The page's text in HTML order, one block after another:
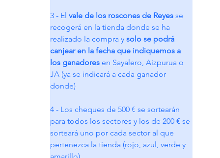
3 - El vale de los roscones de Reyes se
recogerá en la tienda donde se ha
realizado la compra y solo se podrá
canjear en la fecha que indiquemos a
los ganadores en Sayalero, Aizpurua o
JA (ya se indicará a cada ganador
donde)
4 - Los cheques de 500 € se sortearán
para todos los sectores y los de 200 € se
sorteará uno por cada sector al que
pertenezca la tienda (rojo, azul, verde y